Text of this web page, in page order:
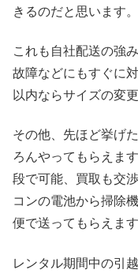
きるのだと思います。
これも自社配送の強
故障などにもすぐに
以内ならサイズの変
その他、先ほど挙げ
ろんやってもらえま
段で可能、買取も交
コンの電池から掃除
便で送ってもらえます
レンタル期間中の引